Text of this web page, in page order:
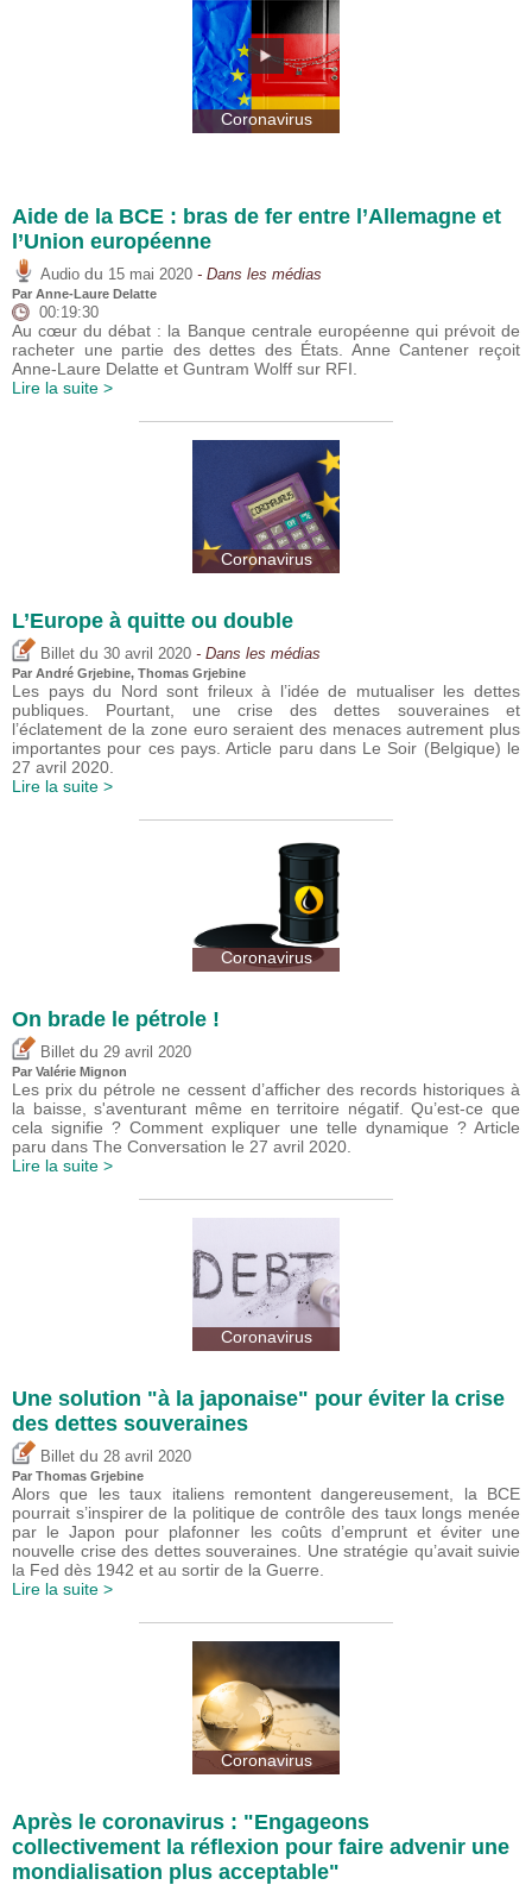
Coronavirus
Aide de la BCE : bras de fer entre l’Allemagne et
l’Union européenne
Audio du 15 mai 2020 - Dans les médias
Par Anne-Laure Delatte
00:19:30
Au cœur du débat : la Banque centrale européenne qui prévoit de
racheter une partie des dettes des États. Anne Cantener reçoit
Anne-Laure Delatte et Guntram Wolff sur RFI.
Lire la suite >
Coronavirus
L’Europe à quitte ou double
Billet du 30 avril 2020 - Dans les médias
Par André Grjebine, Thomas Grjebine
Les pays du Nord sont frileux à l’idée de mutualiser les dettes
publiques. Pourtant, une crise des dettes souveraines et
l’éclatement de la zone euro seraient des menaces autrement plus
importantes pour ces pays. Article paru dans Le Soir (Belgique) le
27 avril 2020.
Lire la suite >
Coronavirus
On brade le pétrole !
Billet du 29 avril 2020
Par Valérie Mignon
Les prix du pétrole ne cessent d’afficher des records historiques à
la baisse, s'aventurant même en territoire négatif. Qu’est-ce que
cela signifie ? Comment expliquer une telle dynamique ? Article
paru dans The Conversation le 27 avril 2020.
Lire la suite >
Coronavirus
Une solution "à la japonaise" pour éviter la crise
des dettes souveraines
Billet du 28 avril 2020
Par Thomas Grjebine
Alors que les taux italiens remontent dangereusement, la BCE
pourrait s’inspirer de la politique de contrôle des taux longs menée
par le Japon pour plafonner les coûts d’emprunt et éviter une
nouvelle crise des dettes souveraines. Une stratégie qu’avait suivie
la Fed dès 1942 et au sortir de la Guerre.
Lire la suite >
Coronavirus
Après le coronavirus : "Engageons
collectivement la réflexion pour faire advenir une
mondialisation plus acceptable"